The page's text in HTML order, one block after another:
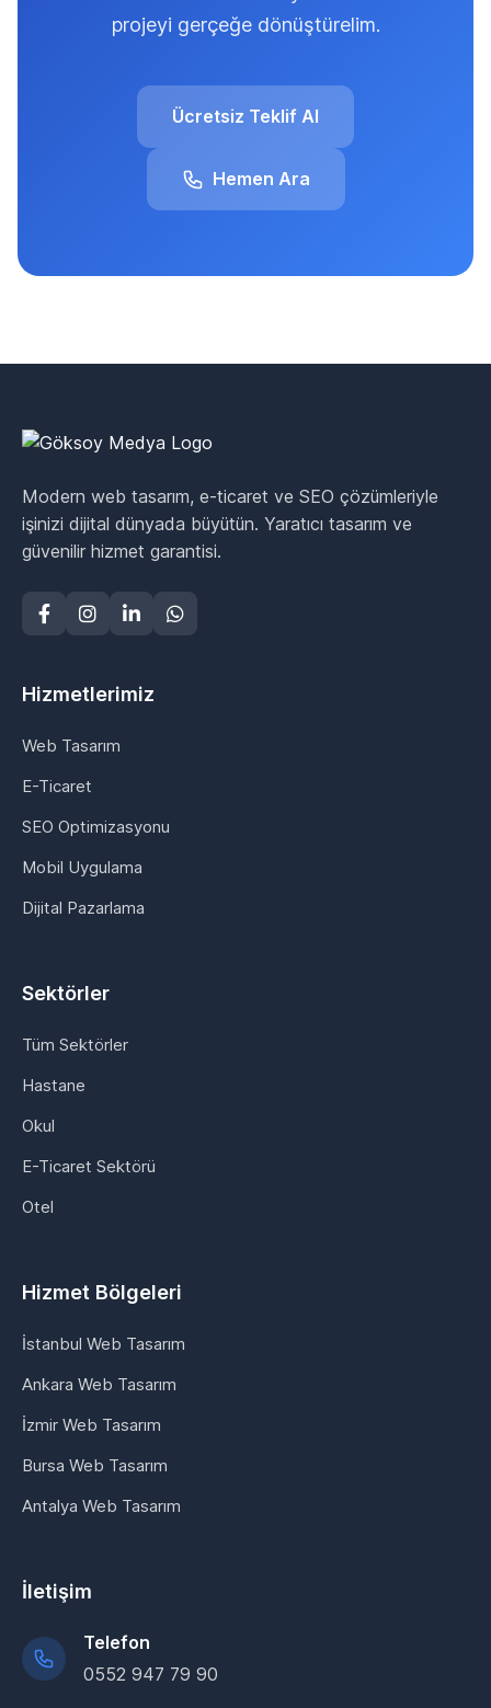
projeyi gerçeğe dönüştürelim.
Ücretsiz Teklif Al
Hemen Ara
Modern web tasarım, e-ticaret ve SEO çözümleriyle
işinizi dijital dünyada büyütün. Yaratıcı tasarım ve
güvenilir hizmet garantisi.
Hizmetlerimiz
Web Tasarım
E-Ticaret
SEO Optimizasyonu
Mobil Uygulama
Dijital Pazarlama
Sektörler
Tüm Sektörler
Hastane
Okul
E-Ticaret Sektörü
Otel
Hizmet Bölgeleri
İstanbul Web Tasarım
Ankara Web Tasarım
İzmir Web Tasarım
Bursa Web Tasarım
Antalya Web Tasarım
İletişim
Telefon
0552 947 79 90